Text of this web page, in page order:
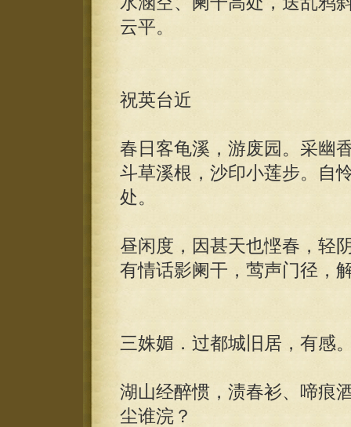
云平。
祝英台近
春日客龟溪，游废园。采幽
斗草溪根，沙印小莲步。自
处。
昼闲度，因甚天也悭春，轻
有情话影阑干，莺声门径
三姝媚．过都城旧居，有感
湖山经醉惯，渍春衫、啼痕
尘谁浣？